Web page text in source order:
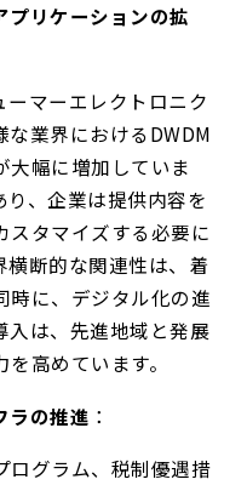
プリケーションの拡
ーマーエレクトロニク
業界におけるDWDM
大幅に増加していま
、企業は提供内容を
スタマイズする必要に
横断的な関連性は、着
時に、デジタル化の進
入は、先進地域と発展
高めています。
ラの推進 ：
ログラム、税制優遇措